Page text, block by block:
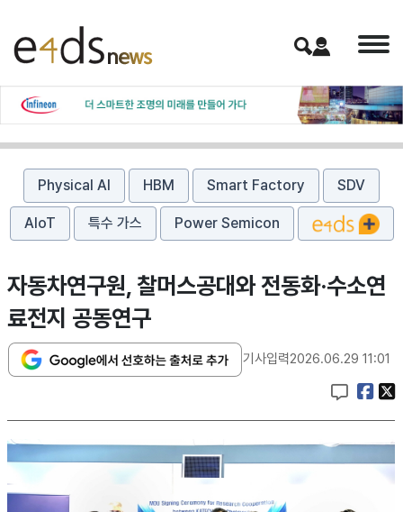
Physical AI HBM Smart Factory SDV
AIoT 특수 가스 Power Semicon
자동차연구원, 찰머스공대와 전동화·수소연
료전지 공동연구
기사입력2026.06.29 11:01